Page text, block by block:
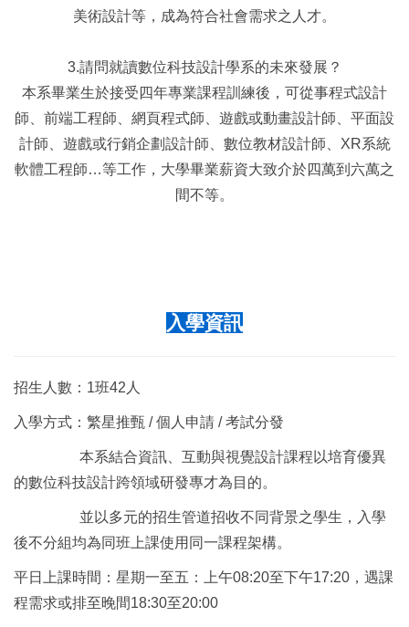
美術設計等，成為符合社會需求之人才。
3.請問就讀數位科技設計學系的未來發展？
本系畢業生於接受四年專業課程訓練後，可從事程式設計
師、前端工程師、網頁程式師、遊戲或動畫設計師、平面設
計師、遊戲或行銷企劃設計師、數位教材設計師、XR系統
軟體工程師…等工作，大學畢業薪資大致介於四萬到六萬之
間不等。
入學資訊
招生人數：1班42人
入學方式：繁星推甄 / 個人申請 / 考試分發
本系結合資訊、互動與視覺設計課程以培育優異
的數位科技設計跨領域研發專才為目的。
並以多元的招生管道招收不同背景之學生，入學
後不分組均為同班上課使用同一課程架構。
平日上課時間：星期一至五：上午08:20至下午17:20，遇課
程需求或排至晚間18:30至20:00